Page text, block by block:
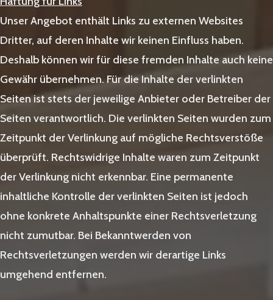
Unser Angebot enthält Links zu externen Websites
Dritter, auf deren Inhalte wir keinen Einfluss haben.
Deshalb können wir für diese fremden Inhalte auch keine
Gewähr übernehmen. Für die Inhalte der verlinkten
Seiten ist stets der jeweilige Anbieter oder Betreiber der
Seiten verantwortlich. Die verlinkten Seiten wurden zum
Zeitpunkt der Verlinkung auf mögliche Rechtsverstöße
überprüft. Rechtswidrige Inhalte waren zum Zeitpunkt
der Verlinkung nicht erkennbar. Eine permanente
inhaltliche Kontrolle der verlinkten Seiten ist jedoch
ohne konkrete Anhaltspunkte einer Rechtsverletzung
nicht zumutbar. Bei Bekanntwerden von
Rechtsverletzungen werden wir derartige Links
umgehend entfernen.